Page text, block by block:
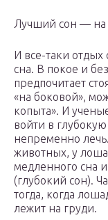
Лучший сон — на
И все-таки
сна. В покое и
предпочитает
«на боковой»,
копыта». И
войти в
непременно
животных, у
медленного сна
(глубокий сон).
тогда, когда
лежит на груди.